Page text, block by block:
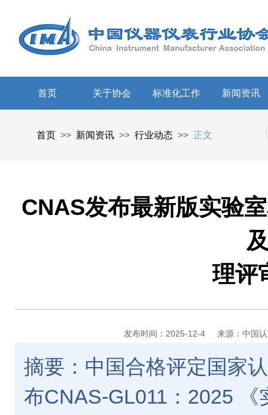
首页 关于协会 标准化工作 新闻资讯
首页 >> 新闻资讯 >> 行业动态 >> 正文
CNAS发布最新版实验
理评
发布时间：2025-12-4 来源：中国
摘要：中国合格评定国家
布CNAS-GL011：2025